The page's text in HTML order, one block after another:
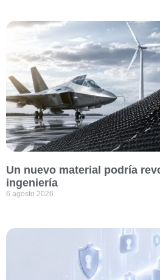
Un nuevo material podría
ingeniería
6 agosto 2026